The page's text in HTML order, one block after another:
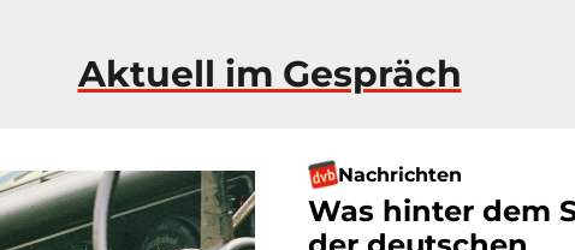
Aktuell im Gespräch
Nachrichten
Was hinter dem